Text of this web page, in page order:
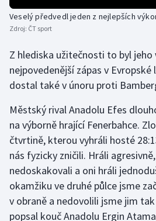
Krasobruslení
Lyže a snowboard
Motorsport
Olympijské hry
Parasport
Plavání
Veselý předvedl jeden z nejlepších
Zdroj: ČT sport
Z hlediska užitečnosti to byl jeho
nejpovedenější zápas v Evropské
dostal také v únoru proti
Městský rival Anadolu Efes
na výborně hrající Fenerbahce.
čtvrtině, kterou vyhráli hosté
nás fyzicky zničili. Hráli
nedoskakovali a oni hráli
okamžiku ve druhé půlce jsme
v obraně a nedovolili jsme jim
popsal kouč Anadolu Ergin